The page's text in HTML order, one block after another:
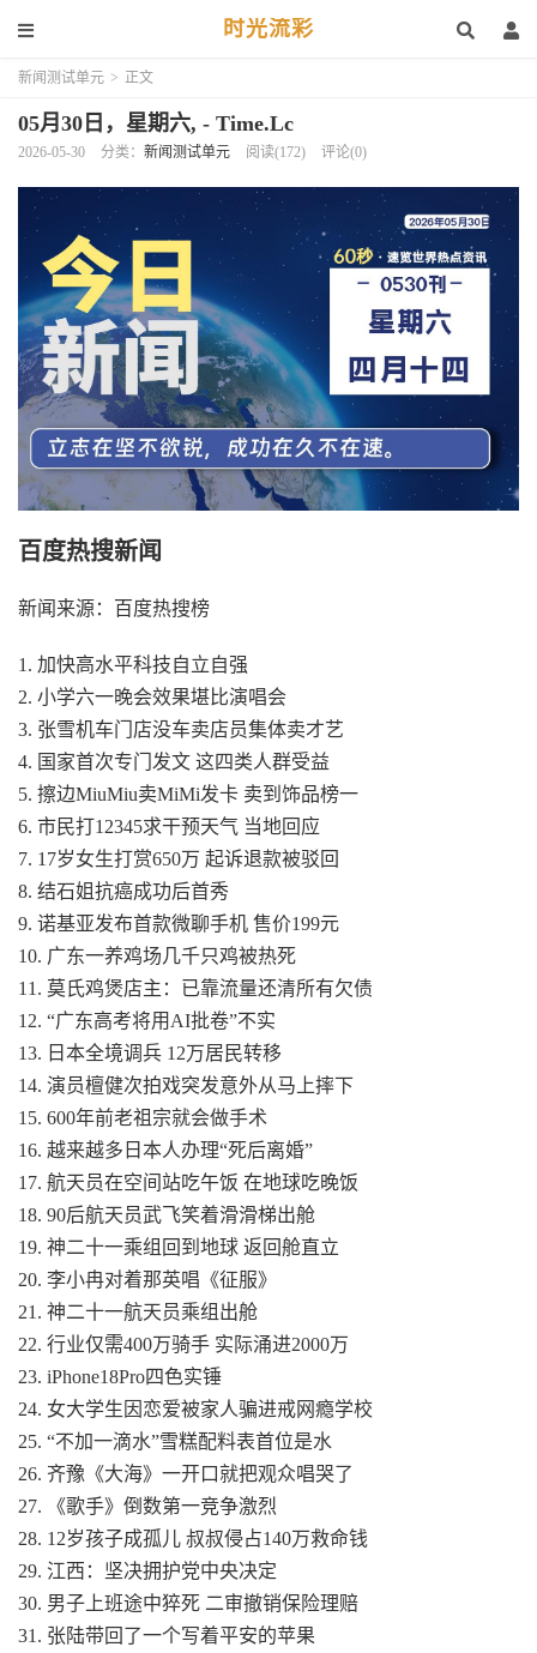
时光流彩
新闻测试单元 > 正文
05月30日，星期六, - Time.Lc
2026-05-30 分类： 新闻测试单元 阅读(172) 评论(0)
百度热搜新闻
新闻来源：百度热搜榜
1. 加快高水平科技自立自强
2. 小学六一晚会效果堪比演唱会
3. 张雪机车门店没车卖店员集体卖才艺
4. 国家首次专门发文 这四类人群受益
5. 擦边MiuMiu卖MiMi发卡 卖到饰品榜一
6. 市民打12345求干预天气 当地回应
7. 17岁女生打赏650万 起诉退款被驳回
8. 结石姐抗癌成功后首秀
9. 诺基亚发布首款微聊手机 售价199元
10. 广东一养鸡场几千只鸡被热死
11. 莫氏鸡煲店主：已靠流量还清所有欠债
12. “广东高考将用AI批卷”不实
13. 日本全境调兵 12万居民转移
14. 演员檀健次拍戏突发意外从马上摔下
15. 600年前老祖宗就会做手术
16. 越来越多日本人办理“死后离婚”
17. 航天员在空间站吃午饭 在地球吃晚饭
18. 90后航天员武飞笑着滑滑梯出舱
19. 神二十一乘组回到地球 返回舱直立
20. 李小冉对着那英唱《征服》
21. 神二十一航天员乘组出舱
22. 行业仅需400万骑手 实际涌进2000万
23. iPhone18Pro四色实锤
24. 女大学生因恋爱被家人骗进戒网瘾学校
25. “不加一滴水”雪糕配料表首位是水
26. 齐豫《大海》一开口就把观众唱哭了
27. 《歌手》倒数第一竞争激烈
28. 12岁孩子成孤儿 叔叔侵占140万救命钱
29. 江西：坚决拥护党中央决定
30. 男子上班途中猝死 二审撤销保险理赔
31. 张陆带回了一个写着平安的苹果